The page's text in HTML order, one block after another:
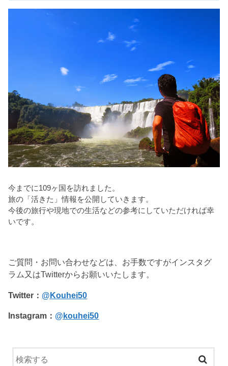
今までに109ヶ国を訪れました。
旅の「活きた」情報を公開していきます。
今後の旅行や現地での生活などの参考にしていただければ幸
いです。
ご質問・お問い合わせなどは、お手数ですがインスタグ
ラム又はTwitterからお願いいたします。
Twitter： @Kouhei50
Instagram： @kouhei50